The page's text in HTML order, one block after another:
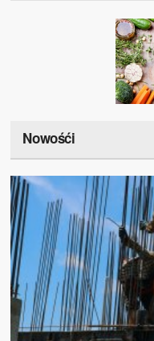
Nowośći